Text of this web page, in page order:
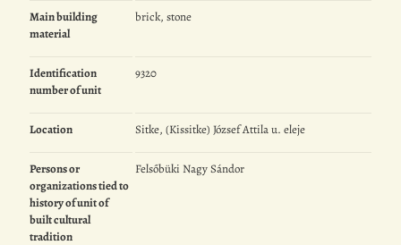
Main building
material
brick, stone
Identification
number of unit
9320
Location Sitke, (Kissitke) József Attila u. eleje
Persons or
organizations tied to
history of unit of
built cultural
tradition
Felsőbüki Nagy Sándor